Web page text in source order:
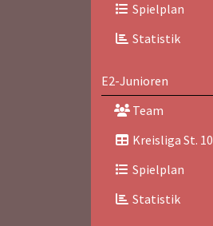
Spielplan
Statistik
E2-Junioren
Team
Kreisliga St. 10
Spielplan
Statistik